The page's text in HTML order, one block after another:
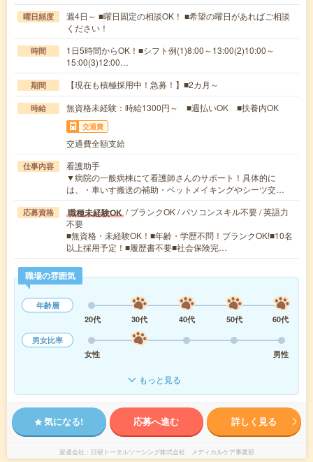
曜日頻度
週4日～ ■曜日固定の相談OK！ ■希望の曜日があればご相談
ください！
時間
1日5時間からOK！■シフト例(1)8:00～13:00(2)10:00～
15:00(3)12:00…
期間 【現在も積極採用中！急募！】■2カ月～
時給 無資格未経験：時給1300円～ ■週払いOK ■扶養内OK
交通費
交通費全額支給
仕事内容
看護助手
▼病院の一般病棟にて看護師さんのサポート！具体的に
は、・車いす搬送の補助・ベットメイキングやシーツ交…
応募資格 職種未経験OK / ブランクOK / パソコンスキル不要 / 英語力
不要
■無資格・未経験OK！■年齢・学歴不問！ブランクOK!■10名
以上採用予定！■履歴書不要■社会保険完…
職場の雰囲気
年齢層
20代
30代 40代 50代
60代
男女比率
女性
男性
もっと見る
気になる! 応募へ進む 詳しく見る
派遣会社 日研トータルソーシング株式会社 メディカルケア事業部